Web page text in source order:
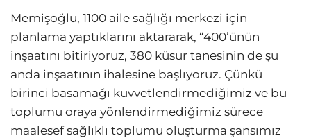
Memişoğlu, 1100 aile sağlığı merkezi için
planlama yaptıklarını aktararak, “400’ünün
inşaatını bitiriyoruz, 380 küsur tanesinin de şu
anda inşaatının ihalesine başlıyoruz. Çünkü
birinci basamağı kuvvetlendirmediğimiz ve bu
toplumu oraya yönlendirmediğimiz sürece
maalesef sağlıklı toplumu oluşturma şansımız